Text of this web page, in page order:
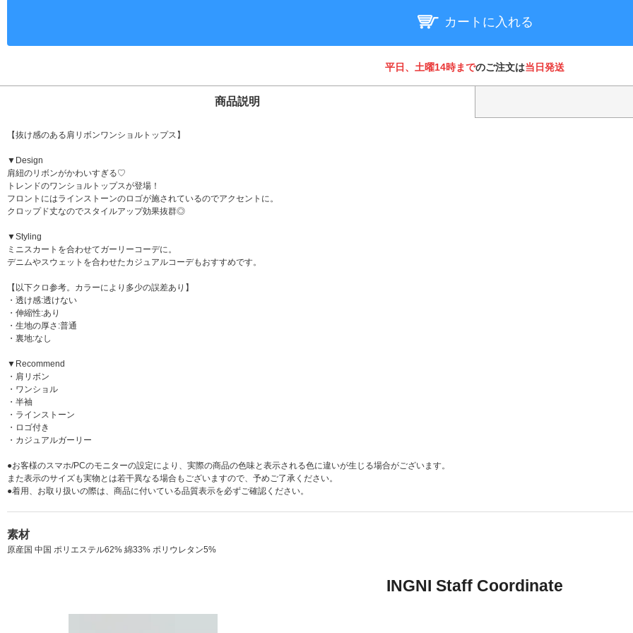
カートに入れる
平日、土曜14時までのご注文は当日発送
商品説明
【抜け感のある肩リボンワンショルトップス】
▼Design
肩紐のリボンがかわいすぎる♡
トレンドのワンショルトップスが登場！
フロントにはラインストーンのロゴが施されているのでアクセントに。
クロップド丈なのでスタイルアップ効果抜群◎
▼Styling
ミニスカートを合わせてガーリーコーデに。
デニムやスウェットを合わせたカジュアルコーデもおすすめです。
【以下クロ参考。カラーにより多少の誤差あり】
・透け感:透けない
・伸縮性:あり
・生地の厚さ:普通
・裏地:なし
▼Recommend
・肩リボン
・ワンショル
・半袖
・ラインストーン
・ロゴ付き
・カジュアルガーリー
●お客様のスマホ/PCのモニターの設定により、実際の商品の色味と表示される色に違いが生じる場合がございます。
また表示のサイズも実物とは若干異なる場合もございますので、予めご了承ください。
●着用、お取り扱いの際は、商品に付いている品質表示を必ずご確認ください。
素材
原産国 中国 ポリエステル62% 綿33% ポリウレタン5%
INGNI Staff Coordinate